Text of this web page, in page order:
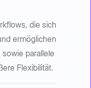
die sich
ermöglichen
parallele
Flexibilität.